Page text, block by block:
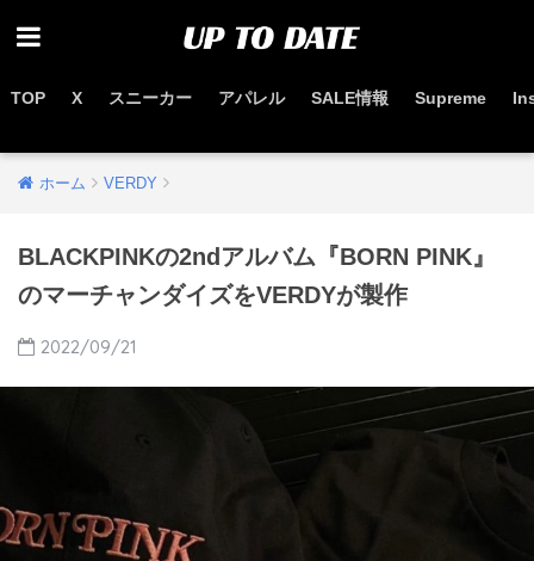
TOP X スニーカー アパレル SALE情報 Supreme
ホーム VERDY
BLACKPINKの2ndアルバム『BORN PINK』
のマーチャンダイズをVERDYが製作
2022/09/21